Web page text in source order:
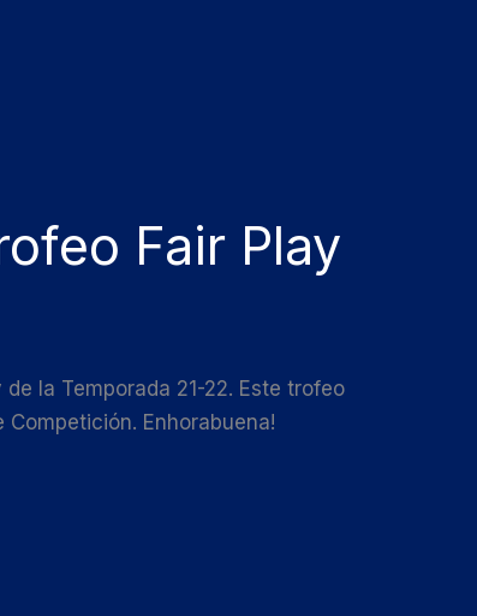
Fair Play
la Temporada 21-22. Este trofeo
Enhorabuena!